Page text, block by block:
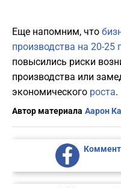
Еще напомним, что
производства на 20-25
повысились риски
производства или
экономического роста.
Автор материала Аарон